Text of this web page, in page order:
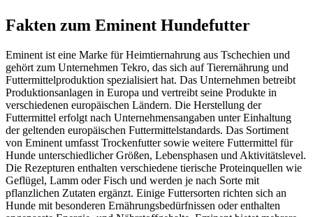
Fakten zum Eminent Hundefutter
Eminent ist eine Marke für Heimtiernahrung aus Tschechien und
gehört zum Unternehmen Tekro, das sich auf Tierernährung und
Futtermittelproduktion spezialisiert hat. Das Unternehmen betreibt
Produktionsanlagen in Europa und vertreibt seine Produkte in
verschiedenen europäischen Ländern. Die Herstellung der
Futtermittel erfolgt nach Unternehmensangaben unter Einhaltung
der geltenden europäischen Futtermittelstandards. Das Sortiment
von Eminent umfasst Trockenfutter sowie weitere Futtermittel für
Hunde unterschiedlicher Größen, Lebensphasen und Aktivitätslevel.
Die Rezepturen enthalten verschiedene tierische Proteinquellen wie
Geflügel, Lamm oder Fisch und werden je nach Sorte mit
pflanzlichen Zutaten ergänzt. Einige Futtersorten richten sich an
Hunde mit besonderen Ernährungsbedürfnissen oder enthalten